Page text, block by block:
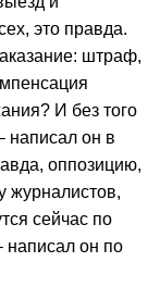
это правда.
штраф,
И без того
написал он в
оппозицию,
журналистов,
сейчас по
написал он по